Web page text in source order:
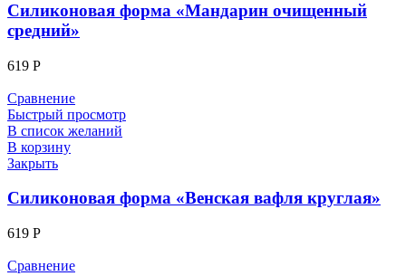
Силиконовая форма «Мандарин очищенный
средний»
619 Р
Сравнение
Быстрый просмотр
В список желаний
В корзину
Закрыть
Силиконовая форма «Венская вафля круглая»
619 Р
Сравнение